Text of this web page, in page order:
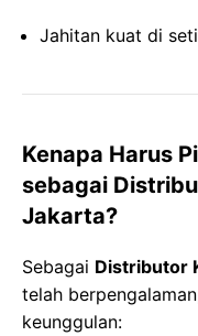
Jahitan kuat di
Kenapa Harus
sebagai
Jakarta?
Sebagai Distributor
telah
keunggulan: